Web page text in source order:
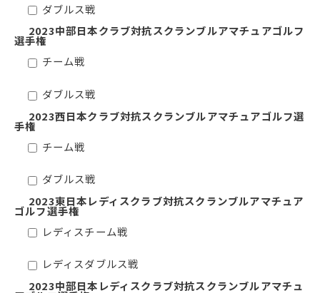
ダブルス戦
2023中部日本クラブ対抗スクランブルアマチュアゴルフ
選手権
チーム戦
ダブルス戦
2023⻄日本クラブ対抗スクランブルアマチュアゴルフ選
手権
チーム戦
ダブルス戦
2023東日本レディスクラブ対抗スクランブルアマチュア
ゴルフ選手権
レディスチーム戦
レディスダブルス戦
2023中部日本レディスクラブ対抗スクランブルアマチュ